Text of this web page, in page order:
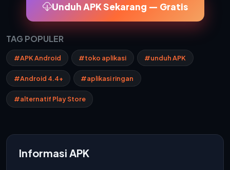
Unduh APK Sekarang — Gratis
TAG POPULER
#APK Android #toko aplikasi #unduh APK
#Android 4.4+ #aplikasi ringan
#alternatif Play Store
Informasi APK